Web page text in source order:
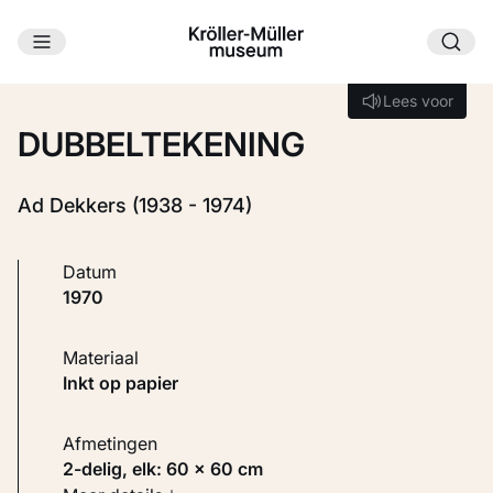
Ga naar hoofdinhoud
Lees voor
Lees voor
DUBBELTEKENING
Ad Dekkers (1938 - 1974)
Datum
1970
Materiaal
Inkt op papier
Afmetingen
2-delig, elk: 60 × 60 cm